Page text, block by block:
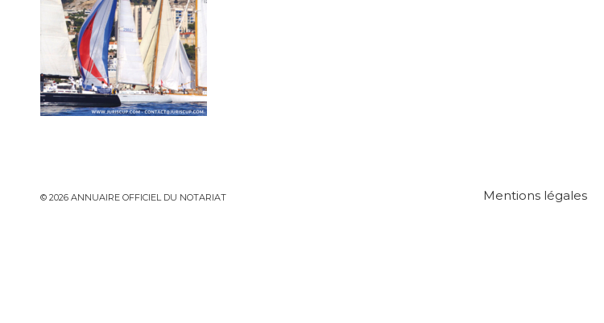
© 2026 ANNUAIRE OFFICIEL DU NOTARIAT Mentions légales